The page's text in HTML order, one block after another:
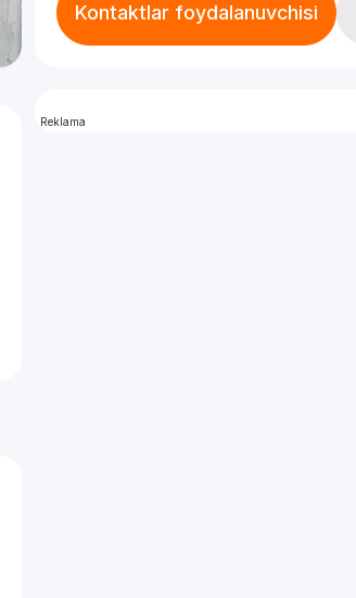
Kontaktlar foydalanuvchisi
Reklama